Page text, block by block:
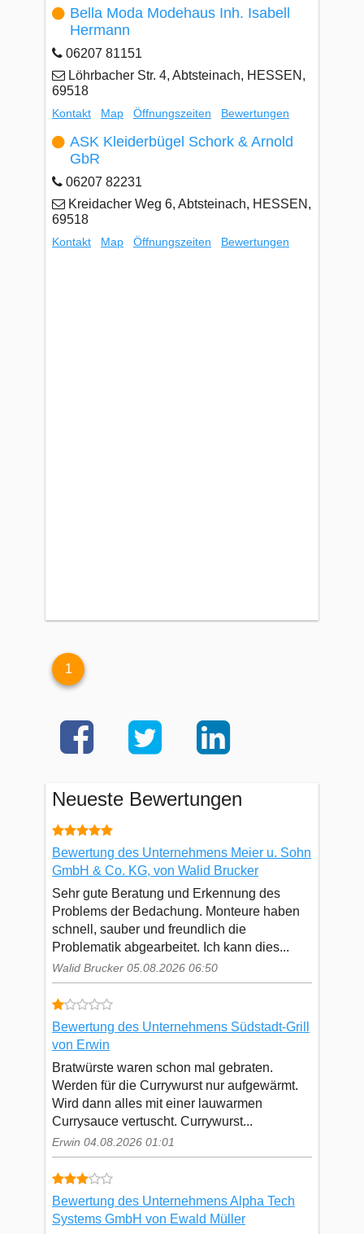
Bella Moda Modehaus Inh. Isabell
Hermann
06207 81151
Löhrbacher Str. 4, Abtsteinach, HESSEN,
69518
Kontakt Map Öffnungszeiten Bewertungen
ASK Kleiderbügel Schork & Arnold
GbR
06207 82231
Kreidacher Weg 6, Abtsteinach, HESSEN,
69518
Kontakt Map Öffnungszeiten Bewertungen
1
Neueste Bewertungen
Bewertung des Unternehmens Meier u. Sohn
GmbH & Co. KG, von Walid Brucker
Sehr gute Beratung und Erkennung des
Problems der Bedachung. Monteure haben
schnell, sauber und freundlich die
Problematik abgearbeitet. Ich kann dies...
Walid Brucker 05.08.2026 06:50
Bewertung des Unternehmens Südstadt-Grill
von Erwin
Bratwürste waren schon mal gebraten.
Werden für die Currywurst nur aufgewärmt.
Wird dann alles mit einer lauwarmen
Currysauce vertuscht. Currywurst...
Erwin 04.08.2026 01:01
Bewertung des Unternehmens Alpha Tech
Systems GmbH von Ewald Müller